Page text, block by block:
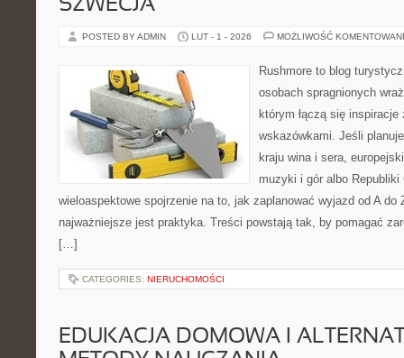
SZWECJA
POSTED BY ADMIN LUT - 1 - 2026 MOŻLIWOŚĆ
Rushmore to blog
osobach spragnionych
którym łączą się
wskazówkami. Jeśli
kraju wina i sera,
muzyki i gór albo
wieloaspektowe spojrzenie na to, jak zaplanować wyjazd od A do
najważniejsze jest praktyka. Treści powstają tak, by pomagać
[…]
CATEGORIES: NIERUCHOMOŚCI
EDUKACJA DOMOWA I